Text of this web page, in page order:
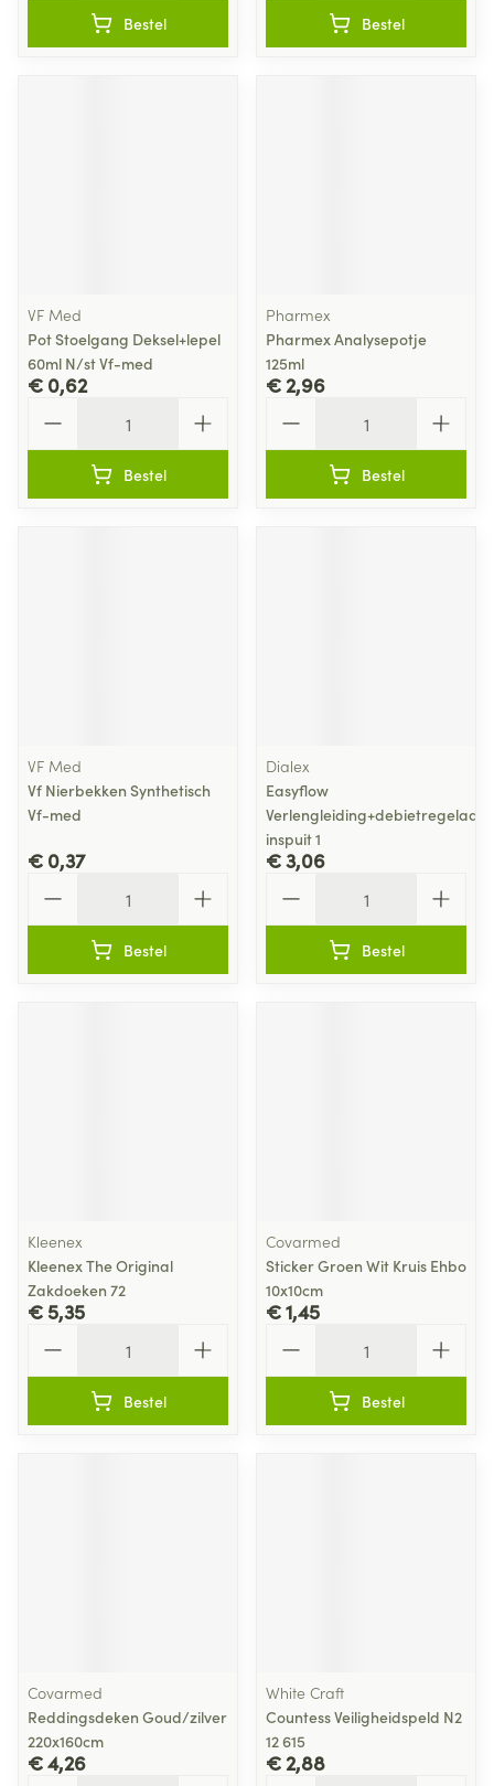
Bestel Bestel
VF Med
Pot Stoelgang Deksel+lepel
60ml N/st Vf-med
€ 0,62
Bestel
Pharmex
Pharmex Analysepotje
125ml
€ 2,96
Bestel
VF Med
Vf Nierbekken Synthetisch
Vf-med
€ 0,37
Bestel
Dialex
Easyflow
inspuit 1
€ 3,06
Bestel
Kleenex
Kleenex The Original
Zakdoeken 72
€ 5,35
Bestel
Covarmed
Sticker Groen Wit Kruis Ehbo
10x10cm
€ 1,45
Bestel
Covarmed
Reddingsdeken Goud/zilver
220x160cm
€ 4,26
White Craft
Countess Veiligheidspeld N2
12 615
€ 2,88